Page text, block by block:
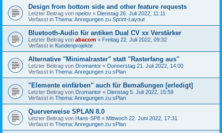
Design from bottom side and other feature requests
Letzter Beitrag von npelov « Dienstag 26. Juli 2022, 11:11
Verfasst in Thema: Anregungen zu Sprint-Layout
Bluetooth-Audio für antiken Dual CV xx Verstärker
Letzter Beitrag von abacom « Freitag 22. Juli 2022, 09:32
Verfasst in Kundenprojekte
Alternative "Minimalraster" statt "Rasterfang aus"
Letzter Beitrag von Dromantor « Donnerstag 21. Juli 2022, 14:00
Verfasst in Thema: Anregungen zu sPlan
"Elemente einfärben" auch für Bemaßungen [erledigt]
Letzter Beitrag von Dromantor « Dienstag 5. Juli 2022, 15:59
Verfasst in Thema: Anregungen zu sPlan
Querverweise SPLAN 8.0
Letzter Beitrag von Hans-SP8 « Mittwoch 22. Juni 2022, 17:31
Verfasst in Thema: Anregungen zu sPlan